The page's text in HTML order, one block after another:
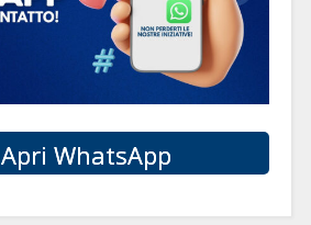
Apri WhatsApp